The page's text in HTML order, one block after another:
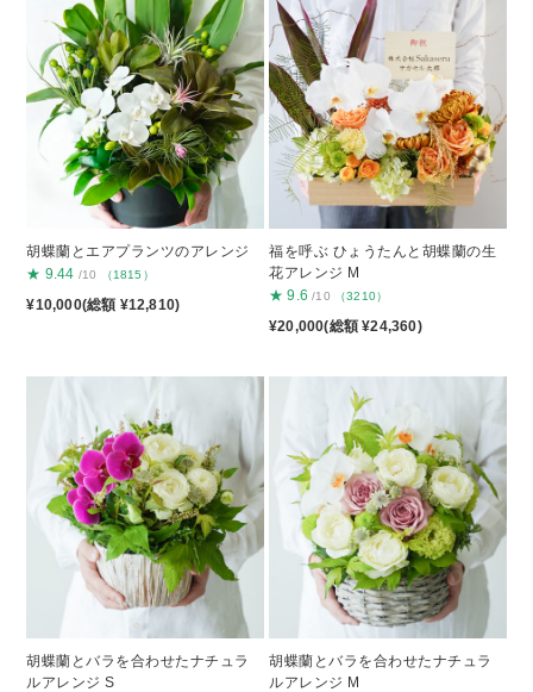
胡蝶蘭とエアプランツのアレンジ
★ 9.44 /10 （1815）
¥10,000(総額 ¥12,810)
福を呼ぶ ひょうたんと胡蝶蘭の生
花アレンジ M
★ 9.6 /10 （3210）
¥20,000(総額 ¥24,360)
胡蝶蘭とバラを合わせたナチュラ
ルアレンジ S
胡蝶蘭とバラを合わせたナチュラ
ルアレンジ M